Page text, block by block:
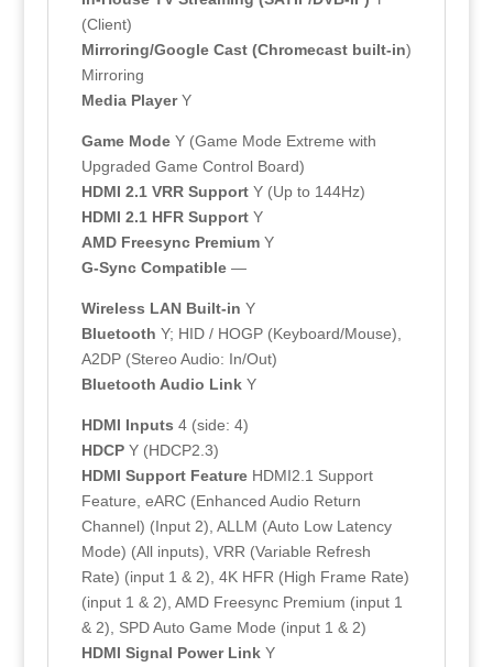
(Client)
Mirroring/Google Cast (Chromecast built-in)
Mirroring
Media PlayerY
Game ModeY (Game Mode Extreme with
Upgraded Game Control Board)
HDMI 2.1 VRR SupportY (Up to 144Hz)
HDMI 2.1 HFR SupportY
AMD Freesync PremiumY
G-Sync Compatible—
Wireless LAN Built-in Y
Bluetooth Y; HID / HOGP (Keyboard/Mouse),
A2DP (Stereo Audio: In/Out)
Bluetooth Audio LinkY
HDMI Inputs 4 (side: 4)
HDCPY (HDCP2.3)
HDMI Support FeatureHDMI2.1 Support
Feature, eARC (Enhanced Audio Return
Channel) (Input 2), ALLM (Auto Low Latency
Mode) (All inputs), VRR (Variable Refresh
Rate) (input 1 & 2), 4K HFR (High Frame Rate)
(input 1 & 2), AMD Freesync Premium (input 1
& 2), SPD Auto Game Mode (input 1 & 2)
HDMI Signal Power LinkY